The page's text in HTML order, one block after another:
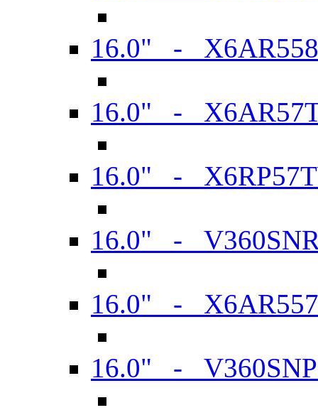
16.0" -
16.0" -
16.0" -
16.0" -
16.0" -
16.0" -